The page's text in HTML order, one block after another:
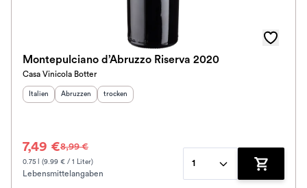
Montepulciano d’Abruzzo Riserva 2020
Casa Vinicola Botter
Herkunftsland:
Italien Herkunftsregion:
Abruzzen Geschmack
trocken
7,49 €8,99 €
0.75 l (9.99 € / 1 Liter)
Lebensmittelangaben
1
Zum